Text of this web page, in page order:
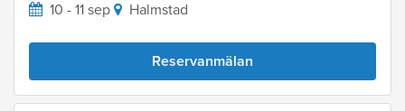
10 - 11 sep Halmstad
Reservanmälan